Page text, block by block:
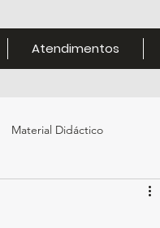
Atendimentos
Material Didáctico